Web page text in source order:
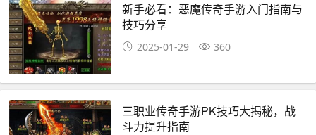
新手必看：恶魔传奇手游入门指南与
技巧分享
2025-01-29 360
三职业传奇手游PK技巧大揭秘，战
斗力提升指南